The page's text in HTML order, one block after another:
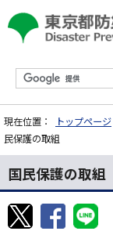
現在位置： トップページ
民保護の取組
国民保護の取組